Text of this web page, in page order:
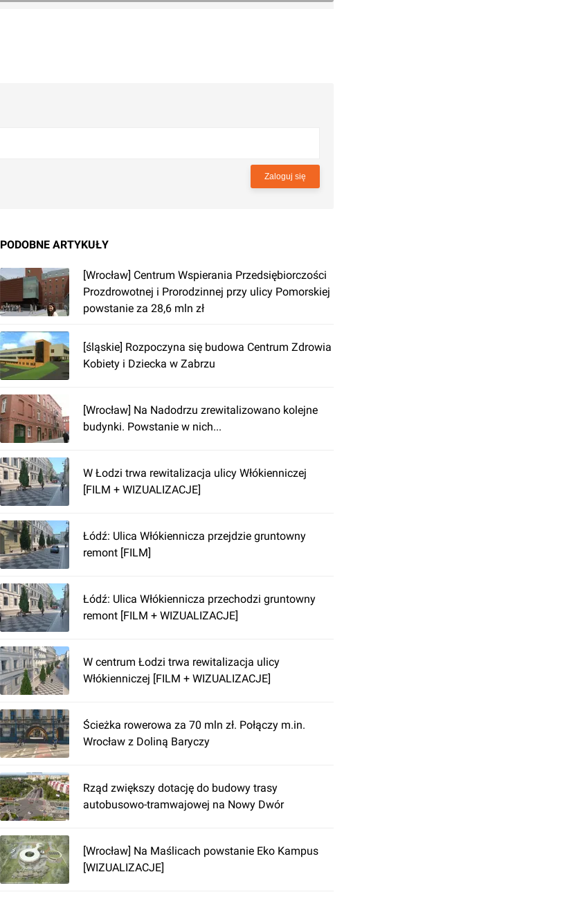
Zaloguj się
PODOBNE ARTYKUŁY
[Wrocław] Centrum Wspierania Przedsiębiorczości
Prozdrowotnej i Prorodzinnej przy ulicy Pomorskiej
powstanie za 28,6 mln zł
[śląskie] Rozpoczyna się budowa Centrum Zdrowia
Kobiety i Dziecka w Zabrzu
[Wrocław] Na Nadodrzu zrewitalizowano kolejne
budynki. Powstanie w nich...
W Łodzi trwa rewitalizacja ulicy Włókienniczej
[FILM + WIZUALIZACJE]
Łódź: Ulica Włókiennicza przejdzie gruntowny
remont [FILM]
Łódź: Ulica Włókiennicza przechodzi gruntowny
remont [FILM + WIZUALIZACJE]
W centrum Łodzi trwa rewitalizacja ulicy
Włókienniczej [FILM + WIZUALIZACJE]
Ścieżka rowerowa za 70 mln zł. Połączy m.in.
Wrocław z Doliną Baryczy
Rząd zwiększy dotację do budowy trasy
autobusowo-tramwajowej na Nowy Dwór
[Wrocław] Na Maślicach powstanie Eko Kampus
[WIZUALIZACJE]